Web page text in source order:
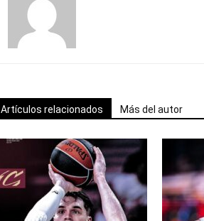
Artículos relacionados Más del autor